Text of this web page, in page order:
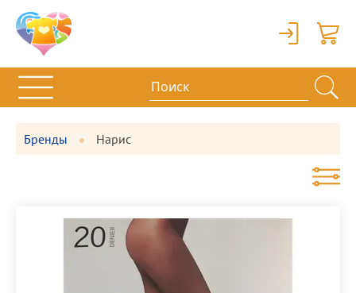
Вход
Бренды Нарис